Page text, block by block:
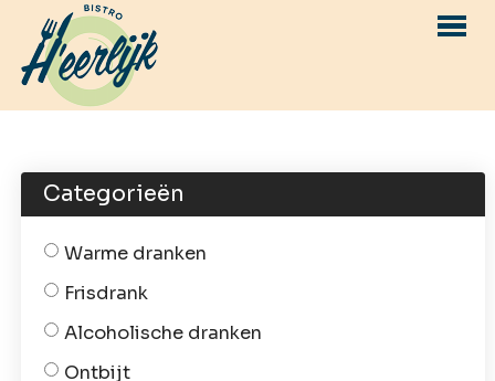
Reserveren
Catering
Over ons
Contact
Categorieën
Warme dranken
Frisdrank
Alcoholische dranken
Ontbijt